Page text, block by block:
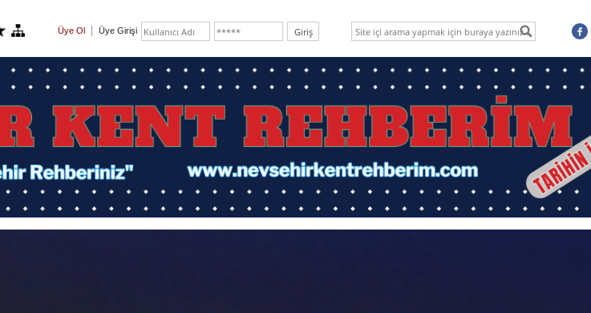
Üye Ol Üye Girişi